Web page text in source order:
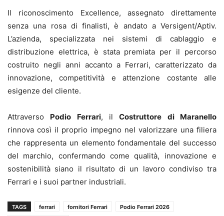
Il riconoscimento Excellence, assegnato direttamente
senza una rosa di finalisti, è andato a Versigent/Aptiv.
L’azienda, specializzata nei sistemi di cablaggio e
distribuzione elettrica, è stata premiata per il percorso
costruito negli anni accanto a Ferrari, caratterizzato da
innovazione, competitività e attenzione costante alle
esigenze del cliente.
Attraverso Podio Ferrari, ilCostruttore di Maranello
rinnova così il proprio impegno nel valorizzare una filiera
che rappresenta un elemento fondamentale del successo
del marchio, confermando come qualità, innovazione e
sostenibilità siano il risultato di un lavoro condiviso tra
Ferrari e i suoi partner industriali.
TAGS ferrari fornitori Ferrari
Podio Ferrari 2026